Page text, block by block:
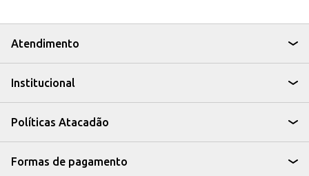
Atendimento
Institucional
Políticas Atacadão
Formas de pagamento